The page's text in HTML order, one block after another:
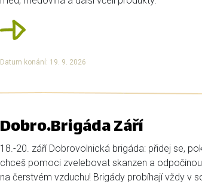
Datum konání: 19. 9. 2026
Dobro.Brigáda Září
18.-20. září Dobrovolnická brigáda: přidej se,
chceš pomoci zvelebovat skanzen a
na čerstvém vzduchu! Brigády probíhají vždy v